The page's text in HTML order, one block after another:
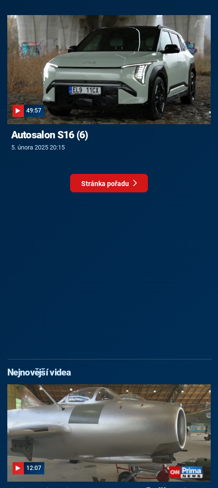
49:57
Autosalon S16 (6)
5. února 2025 20:15
Stránka pořadu
Nejnovější videa
12:07